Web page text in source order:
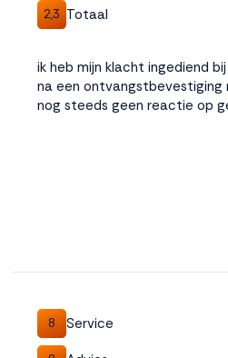
2,3 Totaal
ik heb mijn klacht ingediend
na een ontvangstbevestiging
nog steeds geen reactie op
8 Service